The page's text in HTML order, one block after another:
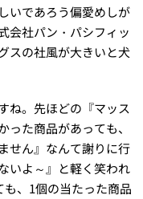
いであろう偏愛めしが
会社パン・パシフィッ
スの社風が大きいと犬
ね。先ほどの『マッス
た商品があっても、
せん』なんて謝りに行
いよ～』と軽く笑われ
、1個の当たった商品